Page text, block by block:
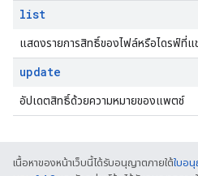
list
แสดงรายการสิทธิ์ของไฟล์หรือไดรฟ์ที่แ
update
อัปเดตสิทธิ์ด้วยความหมายของแพตช์
เนื้อหาของหน้าเว็บนี้ได้รับอนุญาตภายใต้ใบอ